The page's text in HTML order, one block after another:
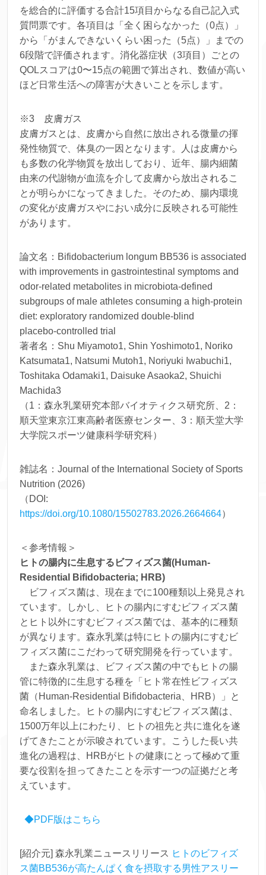
を総合的に評価する合計15項目からなる自己記入式
質問票です。各項目は「全く困らなかった（0点）」
から「がまんできないくらい困った（5点）」までの
6段階で評価されます。消化器症状（3項目）ごとの
QOLスコアは0〜15点の範囲で算出され、数値が高い
ほど日常生活への障害が大きいことを示します。
※3 皮膚ガス
皮膚ガスとは、皮膚から自然に放出される微量の揮
発性物質で、体臭の一因となります。人は皮膚から
も多数の化学物質を放出しており、近年、腸内細菌
由来の代謝物が血流を介して皮膚から放出されるこ
とが明らかになってきました。そのため、腸内環境
の変化が皮膚ガスやにおい成分に反映される可能性
があります。
論文名：Bifidobacterium longum BB536 is associated
with improvements in gastrointestinal symptoms and
odor-related metabolites in microbiota-defined
subgroups of male athletes consuming a high-protein
diet: exploratory randomized double‑blind
placebo‑controlled trial
著者名：Shu Miyamoto1, Shin Yoshimoto1, Noriko
Katsumata1, Natsumi Mutoh1, Noriyuki Iwabuchi1,
Toshitaka Odamaki1, Daisuke Asaoka2, Shuichi
Machida3
（1：森永乳業研究本部バイオティクス研究所、2：
順天堂東京江東高齢者医療センター、3：順天堂大学
大学院スポーツ健康科学研究科）
雑誌名：Journal of the International Society of Sports
Nutrition (2026)
（DOI:
https://doi.org/10.1080/15502783.2026.2664664）
＜参考情報＞
ヒトの腸内に生息するビフィズス菌(Human-
Residential Bifidobacteria; HRB)
ビフィズス菌は、現在までに100種類以上発見され
ています。しかし、ヒトの腸内にすむビフィズス菌
とヒト以外にすむビフィズス菌では、基本的に種類
が異なります。森永乳業は特にヒトの腸内にすむビ
フィズス菌にこだわって研究開発を行っています。
また森永乳業は、ビフィズス菌の中でもヒトの腸
管に特徴的に生息する種を「ヒト常在性ビフィズス
菌（Human-Residential Bifidobacteria、HRB）」と
命名しました。ヒトの腸内にすむビフィズス菌は、
1500万年以上にわたり、ヒトの祖先と共に進化を遂
げてきたことが示唆されています。こうした長い共
進化の過程は、HRBがヒトの健康にとって極めて重
要な役割を担ってきたことを示す一つの証拠だと考
えています。
◆PDF版はこちら
[紹介元] 森永乳業ニュースリリース ヒトのビフィズ
ス菌BB536が高たんぱく食を摂取する男性アスリー